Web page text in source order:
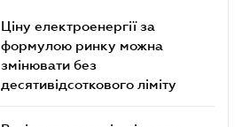
Ціну електроенергії за
формулою ринку можна
змінювати без
десятивідсоткового ліміту